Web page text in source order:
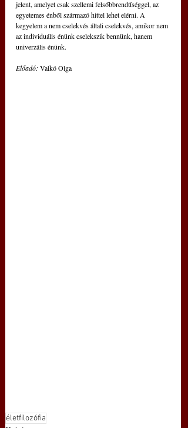
jelent, amelyet csak szellemi felsőbbrendűséggel, az
egyetemes énből származó hittel lehet elérni. A
kegyelem a nem cselekvés általi cselekvés, amikor nem
az individuális énünk cselekszik bennünk, hanem
univerzális énünk.
Előadó: Valkó Olga
életfilozófia